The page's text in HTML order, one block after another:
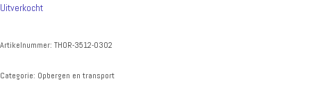
Uitverkocht
Artikelnummer: THOR-3512-0302
Categorie: Opbergen en transport